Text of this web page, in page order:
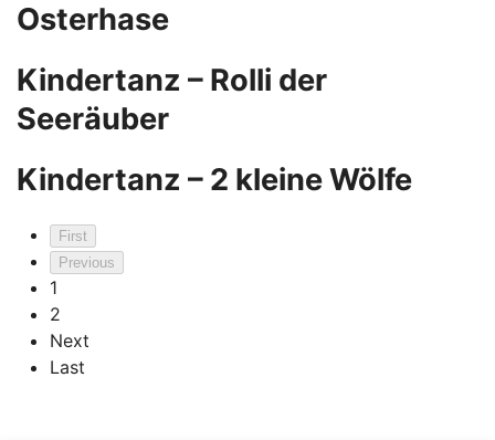
Osterhase
Kindertanz – Rolli der
Seeräuber
Kindertanz – 2 kleine Wölfe
First
Previous
1
2
Next
Last